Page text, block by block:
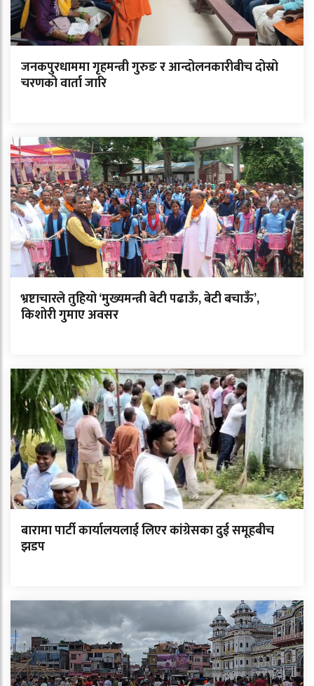
जनकपुरधाममा गृहमन्त्री गुरुङ र आन्दोलनकारीबीच दोस्रो
चरणको वार्ता जारि
भ्रष्टाचारले तुहियो ‘मुख्यमन्त्री बेटी पढाऊँ, बेटी बचाऊँ’,
किशोरी गुमाए अवसर
बारामा पार्टी कार्यालयलाई लिएर कांग्रेसका दुई समूहबीच
झडप